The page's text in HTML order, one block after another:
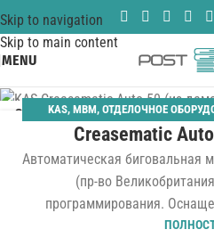
Skip to navigation
Skip to main content
MENU
31 KAS, MBM, ОТДЕЛОЧНОЕ
Creasematic
Автоматическая биговальная
(пр-во
программирования.